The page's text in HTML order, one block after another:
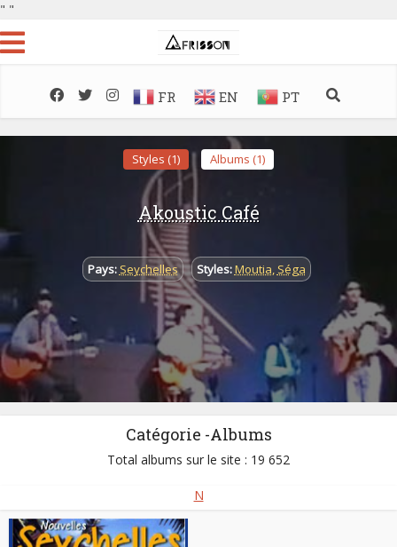
" "
FR EN PT
Styles (1) Albums (1)
Akoustic Café
Pays: Seychelles Styles:Moutia, Séga
Catégorie -Albums
Total albums sur le site : 19 652
N